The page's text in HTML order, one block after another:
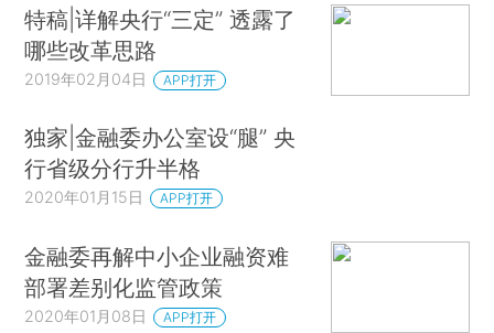
特稿|详解央行“三定” 透露了
哪些改革思路
2019年02月04日 APP打开
独家|金融委办公室设“腿” 央
行省级分行升半格
2020年01月15日 APP打开
金融委再解中小企业融资难
部署差别化监管政策
2020年01月08日 APP打开